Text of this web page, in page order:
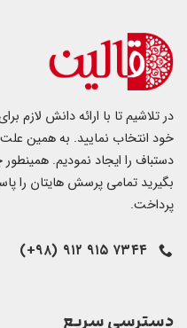
در تلاشیم تا با ارائه دانش لازم
خود انتخاب نمایید. به همین
دستباف را ایجاد نمودیم.
بگیرید تمامی پرسش هایتان را
پرداخت.
۷۳۴۴ ۹۱۵ ۹۱۲ (۹۸+)
دسترسی سریع